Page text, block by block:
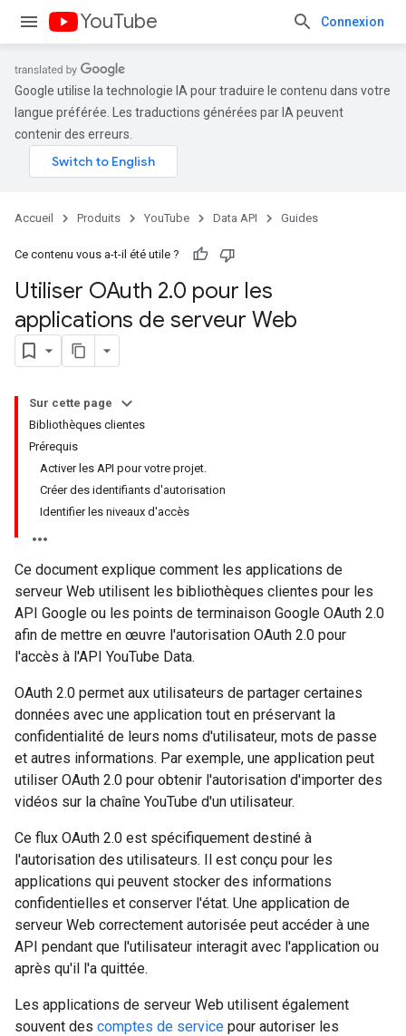
YouTube Connexion
Google utilise la technologie IA pour traduire le contenu dans votre
langue préférée. Les traductions générées par IA peuvent
contenir des erreurs.
Accueil Produits YouTube Data API Guides
Ce contenu vous a-t-il été utile ?
Utiliser OAuth 2.0 pour les
applications de serveur Web
Sur cette page
Bibliothèques clientes
Prérequis
Activer les API pour votre projet.
Créer des identifiants d'autorisation
Identifier les niveaux d'accès
Ce document explique comment les applications de
serveur Web utilisent les bibliothèques clientes pour les
API Google ou les points de terminaison Google OAuth 2.0
afin de mettre en œuvre l'autorisation OAuth 2.0 pour
l'accès à l'API YouTube Data.
OAuth 2.0 permet aux utilisateurs de partager certaines
données avec une application tout en préservant la
confidentialité de leurs noms d'utilisateur, mots de passe
et autres informations. Par exemple, une application peut
utiliser OAuth 2.0 pour obtenir l'autorisation d'importer des
vidéos sur la chaîne YouTube d'un utilisateur.
Ce flux OAuth 2.0 est spécifiquement destiné à
l'autorisation des utilisateurs. Il est conçu pour les
applications qui peuvent stocker des informations
confidentielles et conserver l'état. Une application de
serveur Web correctement autorisée peut accéder à une
API pendant que l'utilisateur interagit avec l'application ou
après qu'il l'a quittée.
Les applications de serveur Web utilisent également
souvent des comptes de service pour autoriser les